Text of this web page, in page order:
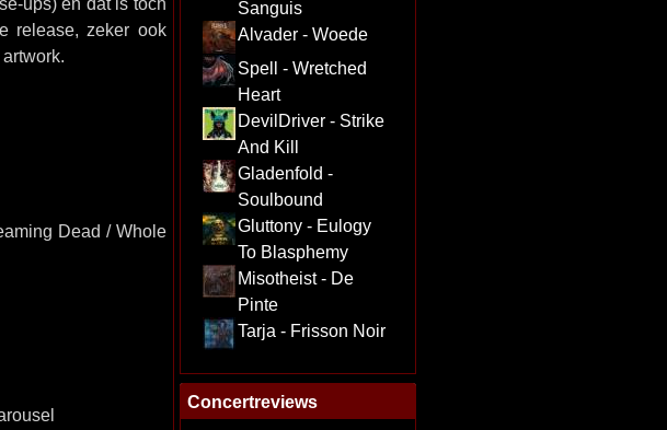
release, zeker ook
Dead / Whole
Sanguis
Alvader - Woede
Spell - Wretched
Heart
DevilDriver - Strike
And Kill
Gladenfold -
Soulbound
Gluttony - Eulogy
To Blasphemy
Misotheist - De
Pinte
Tarja - Frisson Noir
Concertreviews